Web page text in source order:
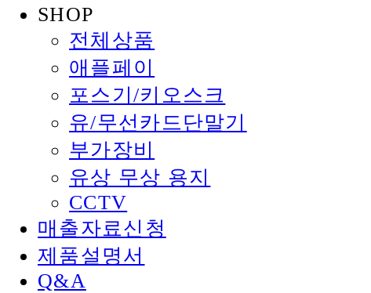
SHOP
전체상품
애플페이
포스기/키오스크
유/무선카드단말기
부가장비
유상 무상 용지
CCTV
매출자료신청
제품설명서
Q&A